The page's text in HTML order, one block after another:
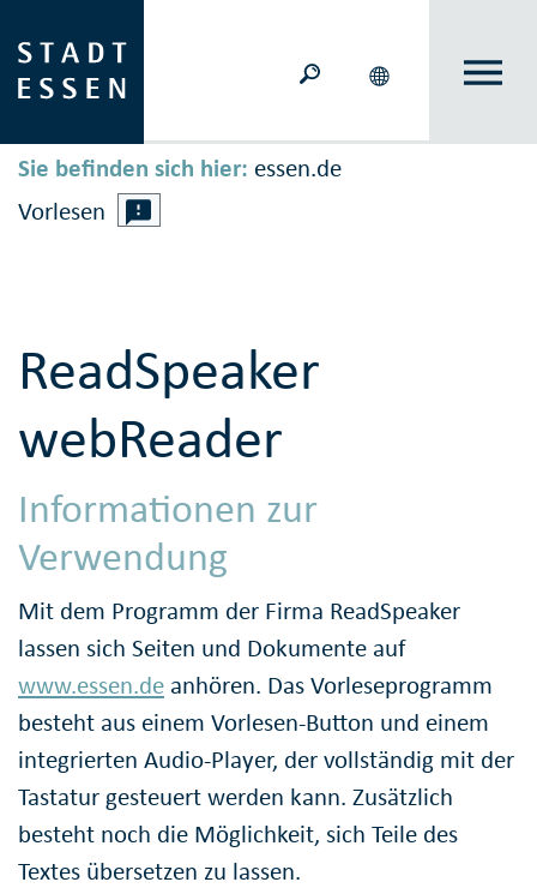
Sie befinden sich hier: essen.de
Vorlesen
ReadSpeaker
webReader
Informationen zur
Verwendung
Mit dem Programm der Firma ReadSpeaker
lassen sich Seiten und Dokumente auf
www.essen.de anhören. Das Vorleseprogramm
besteht aus einem Vorlesen-Button und einem
integrierten Audio-Player, der vollständig mit der
Tastatur gesteuert werden kann. Zusätzlich
besteht noch die Möglichkeit, sich Teile des
Textes übersetzen zu lassen.